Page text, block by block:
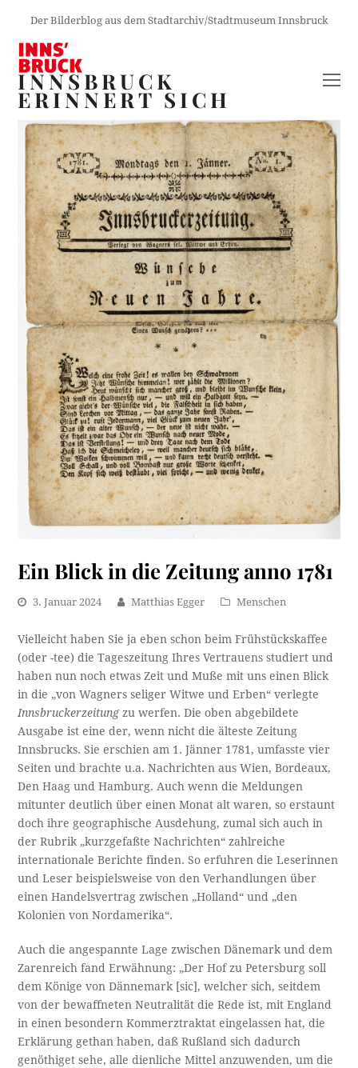
Der Bilderblog aus dem Stadtarchiv/Stadtmuseum Innsbruck
INNSBRUCK
ERINNERT SICH
Ein Blick in die Zeitung anno 1781
3. Januar 2024 Matthias Egger Menschen
Vielleicht haben Sie ja eben schon beim Frühstückskaffee
(oder -tee) die Tageszeitung Ihres Vertrauens studiert und
haben nun noch etwas Zeit und Muße mit uns einen Blick
in die „von Wagners seliger Witwe und Erben“ verlegte
Innsbruckerzeitungzu werfen. Die oben abgebildete
Ausgabe ist eine der, wenn nicht die älteste Zeitung
Innsbrucks. Sie erschien am 1. Jänner 1781, umfasste vier
Seiten und brachte u.a. Nachrichten aus Wien, Bordeaux,
Den Haag und Hamburg. Auch wenn die Meldungen
mitunter deutlich über einen Monat alt waren, so erstaunt
doch ihre geographische Ausdehung, zumal sich auch in
der Rubrik „kurzgefaßte Nachrichten“ zahlreiche
internationale Berichte finden. So erfuhren die Leserinnen
und Leser beispielsweise von den Verhandlungen über
einen Handelsvertrag zwischen „Holland“ und „den
Kolonien von Nordamerika“.
Auch die angespannte Lage zwischen Dänemark und dem
Zarenreich fand Erwähnung: „Der Hof zu Petersburg soll
dem Könige von Dännemark [sic], welcher sich, seitdem
von der bewaffneten Neutralität die Rede ist, mit England
in einen besondern Kommerztraktat eingelassen hat, die
Erklärung gethan haben, daß Rußland sich dadurch
genöthiget sehe, alle dienliche Mittel anzuwenden, um die